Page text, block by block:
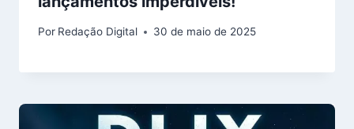
Por Redação Digital 30 de maio de 2025